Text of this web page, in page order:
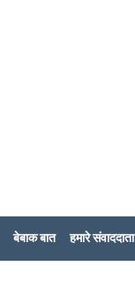
बेबाक बात हमारे संवाददाता